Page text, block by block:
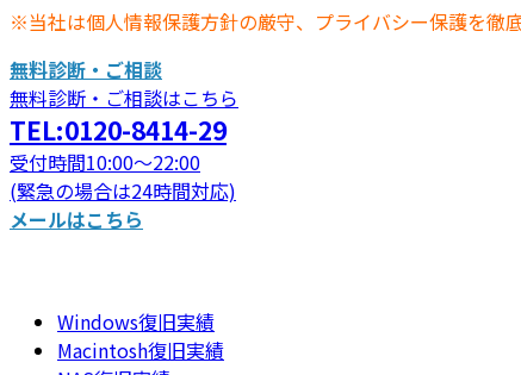
※当社は個人情報保護方針の厳守、プライバシー保護を徹底
無料診断・ご相談
無料診断・ご相談はこちら
TEL:0120-8414-29
受付時間10:00～22:00
(緊急の場合は24時間対応)
メールはこちら
Windows復旧実績
Macintosh復旧実績